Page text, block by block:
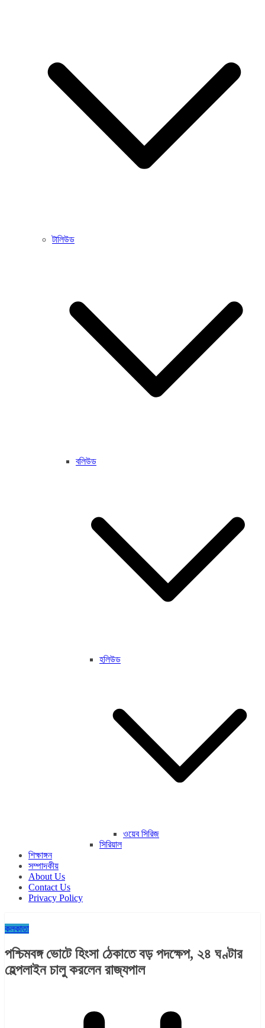
টালিউড
বলিউড
হলিউড
ওয়েব সিরিজ
সিরিয়াল
শিক্ষাঙ্গন
সম্পাদকীয়
About Us
Contact Us
Privacy Policy
কলকাতা
পশ্চিমবঙ্গ ভোটে হিংসা ঠেকাতে বড় পদক্ষেপ, ২৪ ঘণ্টার
হেল্পলাইন চালু করলেন রাজ্যপাল